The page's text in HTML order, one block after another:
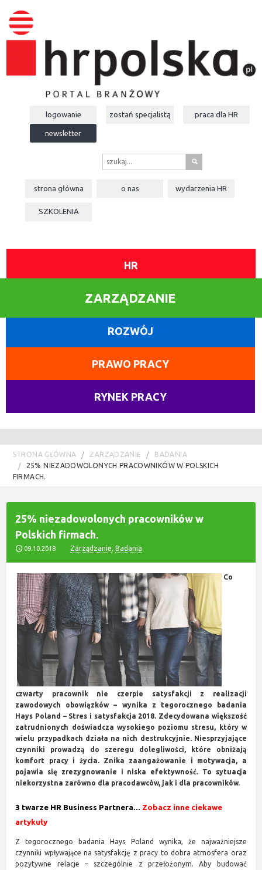
logowanie zostań specjalistą praca dla HR
newsletter
s
strona główna o nas wydarzeniaHR
SZKOLENIA
HR
ZARZĄDZANIE
ROZWÓJ
PRAWO PRACY
RYNEK PRACY
STRONA GŁÓWNA ZARZĄDZANIE
BADANIA
25% NIEZADOWOLONYCH PRACOWNIKÓW W POLSKICH
FIRMACH.
25% niezadowolonych pracowników w
Polskich firmach.
09.10.2018 Zarządzanie,Badania
Co
czwarty pracownik nie czerpie satysfakcji z realizacji
zawodowych obowiązków – wynika z tegorocznego badania
Hays Poland – Stres i satysfakcja 2018. Zdecydowana większość
zatrudnionych doświadcza wysokiego poziomu stresu, który w
wielu przypadkach działa na nich destrukcyjnie. Niesprzyjające
czynniki prowadzą do szeregu dolegliwości, które obniżają
komfort pracy i życia. Znika zaangażowanie i motywacja, a
pojawia się zrezygnowanie i niska efektywność. To sytuacja
niekorzystna zarówno dla pracodawców, jak i dla pracowników.
3 twarze HR Business Partnera... Zobacz inne ciekawe
artykuły
Z tegorocznego badania Hays Poland wynika, że najważniejsze
czynniki wpływające na satysfakcję z pracy to dobra atmosfera oraz
pozytywne relacje – szczególnie z przełożonym. Aby budować